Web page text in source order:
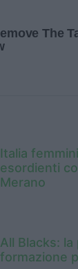
Italia
esordienti
Merano
All Blacks:
formazione